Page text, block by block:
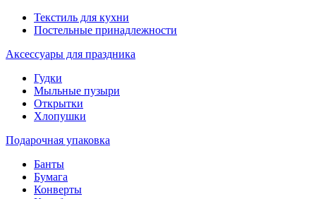
Текстиль для кухни
Постельные принадлежности
Аксессуары для праздника
Гудки
Мыльные пузыри
Открытки
Хлопушки
Подарочная упаковка
Банты
Бумага
Конверты